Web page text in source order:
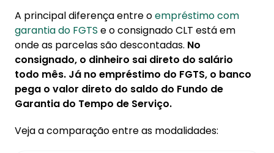
A principal diferença entre oempréstimo com
garantia do FGTS e o consignado CLT está em
onde as parcelas são descontadas. No
consignado, o dinheiro sai direto do salário
todo mês. Já no empréstimo do FGTS, o banco
pega o valor direto do saldo do Fundo de
Garantia do Tempo de Serviço.
Veja a comparação entre as modalidades: